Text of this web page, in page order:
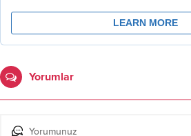
Yorumlar